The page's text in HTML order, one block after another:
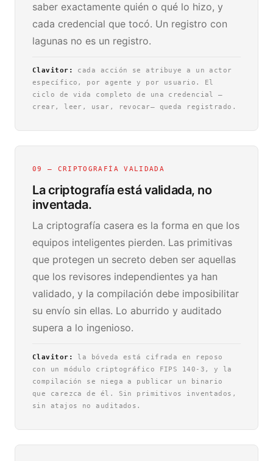
saber exactamente quién o qué lo hizo, y
cada credencial que tocó. Un registro con
lagunas no es un registro.
Clavitor:
cada acción se atribuye a un actor
específico, por agente y por usuario. El
ciclo de vida completo de una credencial —
crear, leer, usar, revocar— queda registrado.
09 — CRIPTOGRAFÍA VALIDADA
La criptografía está validada, no
inventada.
La criptografía casera es la forma en que los
equipos inteligentes pierden. Las primitivas
que protegen un secreto deben ser aquellas
que los revisores independientes ya han
validado, y la compilación debe imposibilitar
su envío sin ellas. Lo aburrido y auditado
supera a lo ingenioso.
Clavitor:
la bóveda está cifrada en reposo
con un módulo criptográfico FIPS 140-3, y la
compilación se niega a publicar un binario
que carezca de él. Sin primitivos inventados,
sin atajos no auditados.